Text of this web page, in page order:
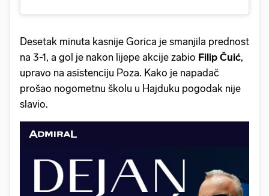
Desetak minuta kasnije Gorica je smanjila prednost
na 3-1, a gol je nakon lijepe akcije zabio Filip Čuić,
upravo na asistenciju Poza. Kako je napadač
prošao nogometnu školu u Hajduku pogodak nije
slavio.